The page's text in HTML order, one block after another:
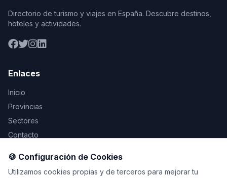
Directorio de turismo y viajes en España. Descubre destinos,
hoteles y actividades.
Enlaces
Inicio
Provincias
Sectores
Contacto
Legal
🍪 Configuración de Cookies
Utilizamos cookies propias y de terceros para mejorar tu